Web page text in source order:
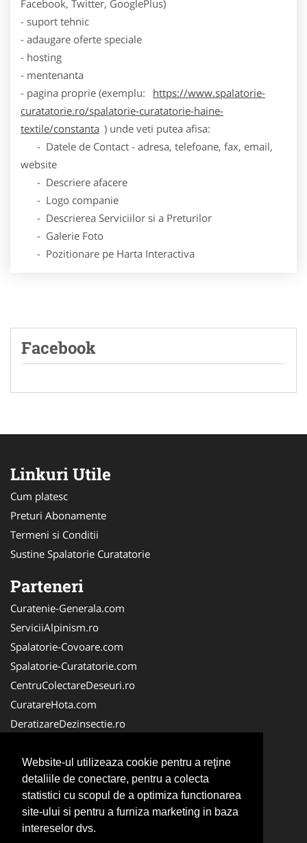
Website-ul utilizeaza cookie pentru a reţine
detaliile de conectare, pentru a colecta
statistici cu scopul de a optimiza functionarea
site-ului si pentru a furniza marketing in baza
intereselor dvs.
Facebook, Twitter, GooglePlus)
- suport tehnic
- adaugare oferte speciale
- hosting
- mentenanta
- pagina proprie (exemplu:
https://www.spalatorie-
curatatorie.ro/spalatorie-curatatorie-haine-
textile/constanta ) unde veti putea afisa:
- Datele de Contact - adresa, telefoane, fax, email,
website
- Descriere afacere
- Logo companie
- Descrierea Serviciilor si a Preturilor
- Galerie Foto
- Pozitionare pe Harta Interactiva
Facebook
Linkuri Utile
Cum platesc
Preturi Abonamente
Termeni si Conditii
Sustine Spalatorie Curatatorie
Parteneri
Curatenie-Generala.com
ServiciiAlpinism.ro
Spalatorie-Covoare.com
Spalatorie-Curatatorie.com
CentruColectareDeseuri.ro
CuratareHota.com
DeratizareDezinsectie.ro
ColectareDeseuriMedicale.com
FirmaDeratizare.ro
Service-Reparatii.com
Servicii-DDD.com